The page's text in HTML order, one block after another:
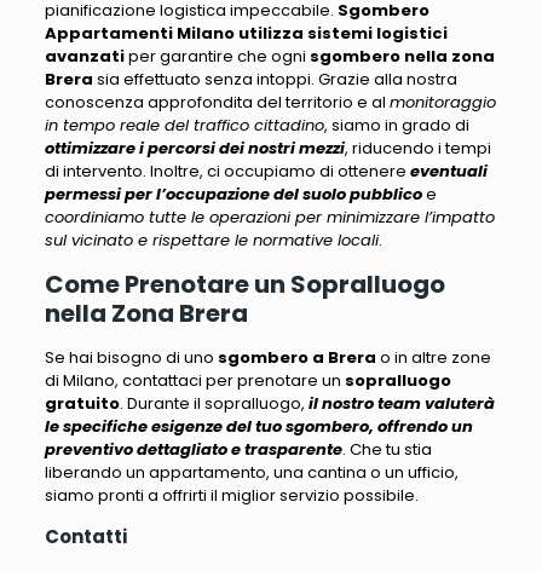
pianificazione logistica impeccabile. Sgombero
Appartamenti Milano utilizza sistemi logistici
avanzatiper garantire che ogni sgombero nella zona
Brera sia effettuato senza intoppi. Grazie alla nostra
conoscenza approfondita del territorio e al monitoraggio
in tempo reale del traffico cittadino, siamo in grado di
ottimizzare i percorsi dei nostri mezzi, riducendo i tempi
di intervento. Inoltre, ci occupiamo di ottenere eventuali
permessi per l’occupazione del suolo pubblicoe
coordiniamo tutte le operazioni per minimizzare l’impatto
sul vicinato e rispettare le normative locali.
Come Prenotare un Sopralluogo
nella Zona Brera
Se hai bisogno di uno sgombero a Brera o in altre zone
di Milano, contattaci per prenotare un sopralluogo
gratuito. Durante il sopralluogo, il nostro team valuterà
le specifiche esigenze del tuo sgombero, offrendo un
preventivo dettagliato e trasparente. Che tu stia
liberando un appartamento, una cantina o un ufficio,
siamo pronti a offrirti il miglior servizio possibile.
Contatti